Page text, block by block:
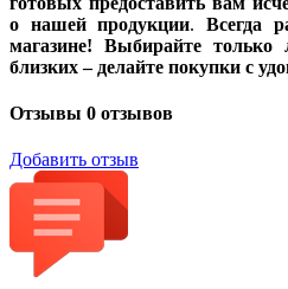
о нашей продукции. Всегда
магазине! Выбирайте
близких – делайте покупки с
Отзывы 0 отзывов
Добавить отзыв